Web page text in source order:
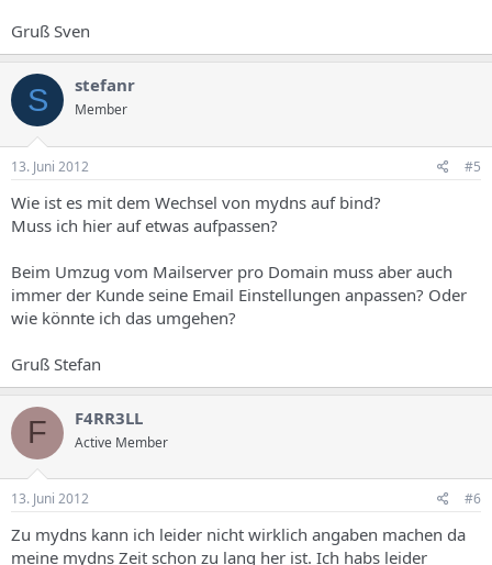
Gruß Sven
S stefanr
Member
13. Juni 2012 #5
Wie ist es mit dem Wechsel von mydns auf bind?
Muss ich hier auf etwas aufpassen?
Beim Umzug vom Mailserver pro Domain muss aber auch
immer der Kunde seine Email Einstellungen anpassen? Oder
wie könnte ich das umgehen?
Gruß Stefan
F F4RR3LL
Active Member
13. Juni 2012 #6
Zu mydns kann ich leider nicht wirklich angaben machen da
meine mydns Zeit schon zu lang her ist. Ich habs leider